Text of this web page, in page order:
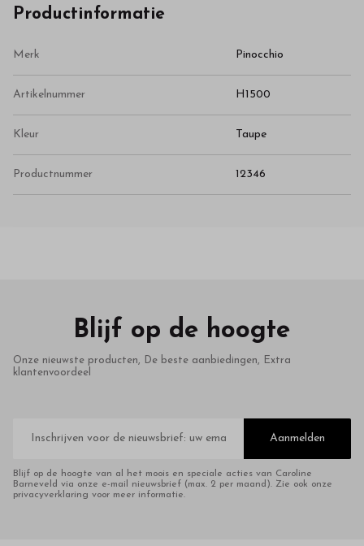
Productinformatie
Merk Pinocchio
Artikelnummer H1500
Kleur Taupe
Productnummer 12346
Blijf op de hoogte
Onze nieuwste producten, De beste aanbiedingen, Extra
klantenvoordeel
mailadres
Aanmelden
Blijf op de hoogte van al het moois en speciale acties van Caroline
Barneveld via onze e-mail nieuwsbrief (max. 2 per maand). Zie ook onze
privacyverklaring voor meer informatie.